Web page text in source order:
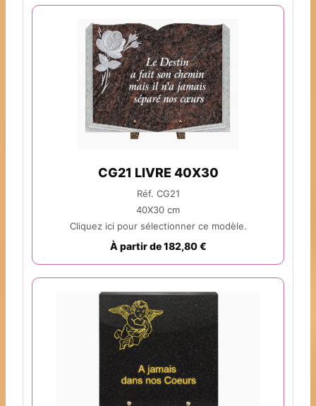
CG21 LIVRE 40X30
Réf. CG21
40X30 cm
Cliquez ici pour sélectionner ce modèle.
À partir de 182,80 €